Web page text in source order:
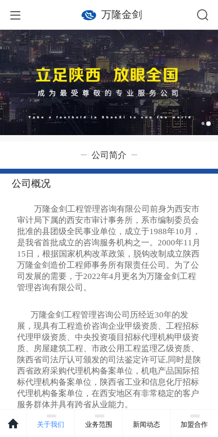
万隆金剑
公司简介
公司概况
万隆金剑工程管理咨询有限公司前身为西安市
审计局下属的西安市审计事务所，系市编制委员会
批准的县团级全民事业单位，成立于1988年10月，
是我省首批成立的咨询服务机构之一。2000年11月
15日，根据国家机构改革政策，脱钩改制成立陕西
万隆金剑造价工程师事务所有限责任公司。为了公
司发展的需要，于2022年4月更名为万隆金剑工程
管理咨询有限公司。
万隆金剑工程管理咨询公司历经近30年的发
展，现具有工程造价咨询企业甲级资质、工程招标
代理甲级资质、中央投资项目招标代理机构甲级资
质、房屋建筑工程、市政公用工程监理乙级资质、
陕西省司法厅认可颁发的司法鉴定许可证,同时是陕
西省政府采购代理机构备案单位，机电产品国际招
标代理机构备案单位，陕西省工业和信息化厅招标
代理机构备案单位，在西安地区有非常稳定的客户
服务群体并具有跨省从业能力。
关于我们 业务范围 新闻动态 加盟合作